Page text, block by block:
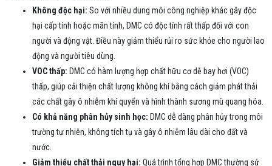
Không độc hại: So với nhiều dung môi công nghiệp khác gây độc
hại cấp tính hoặc mãn tính, DMC có độc tính rất thấp đối với con
người và động vật. Điều này giảm thiểu rủi ro sức khỏe cho người lao
động và người tiêu dùng.
VOC thấp: DMC có hàm lượng hợp chất hữu cơ dễ bay hơi (VOC)
thấp, giúp cải thiện chất lượng không khí bằng cách giảm phát thải
các chất gây ô nhiễm khí quyển và hình thành sương mù quang hóa.
Có khả năng phân hủy sinh học: DMC dễ dàng phân hủy trong môi
trường tự nhiên, không tích tụ và gây ô nhiễm lâu dài cho đất và
nước.
Giảm thiểu chất thải nguy hại: Quá trình tổng hợp DMC thường sử